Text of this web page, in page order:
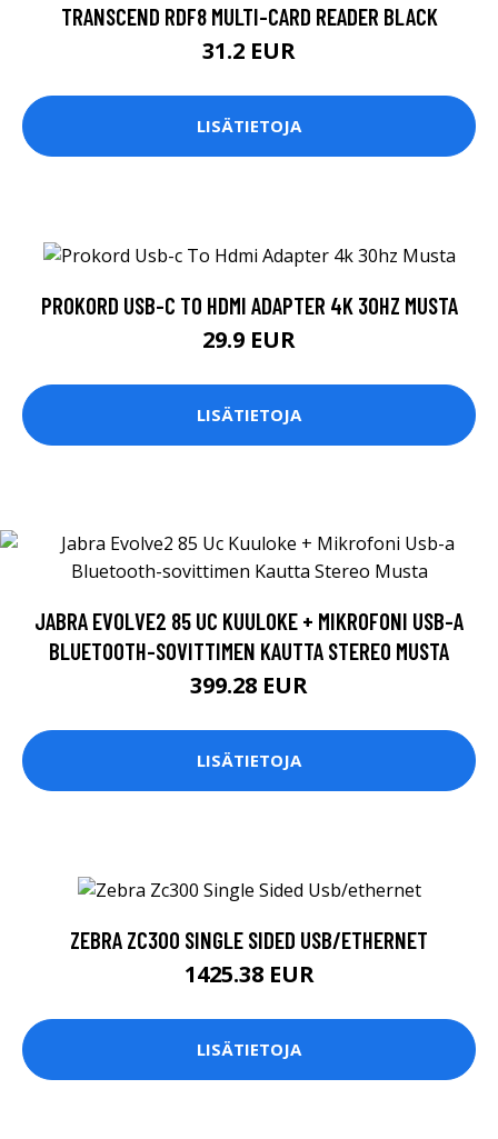
TRANSCEND RDF8 MULTI-CARD READER BLACK
31.2 EUR
LISÄTIETOJA
PROKORD USB-C TO HDMI ADAPTER 4K 30HZ MUSTA
29.9 EUR
LISÄTIETOJA
JABRA EVOLVE2 85 UC KUULOKE + MIKROFONI USB-A
BLUETOOTH-SOVITTIMEN KAUTTA STEREO MUSTA
399.28 EUR
LISÄTIETOJA
ZEBRA ZC300 SINGLE SIDED USB/ETHERNET
1425.38 EUR
LISÄTIETOJA